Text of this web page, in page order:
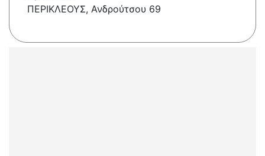
ΠΕΡΙΚΛΕΟΥΣ, Ανδρούτσου 69